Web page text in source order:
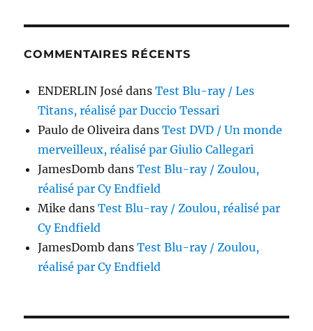
COMMENTAIRES RÉCENTS
ENDERLIN José dansTest Blu-ray / Les
Titans, réalisé par Duccio Tessari
Paulo de Oliveira dansTest DVD / Un monde
merveilleux, réalisé par Giulio Callegari
JamesDomb dansTest Blu-ray / Zoulou,
réalisé par Cy Endfield
Mike dansTest Blu-ray / Zoulou, réalisé par
Cy Endfield
JamesDomb dansTest Blu-ray / Zoulou,
réalisé par Cy Endfield